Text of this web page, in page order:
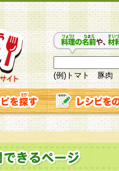
(例)トマト 豚肉